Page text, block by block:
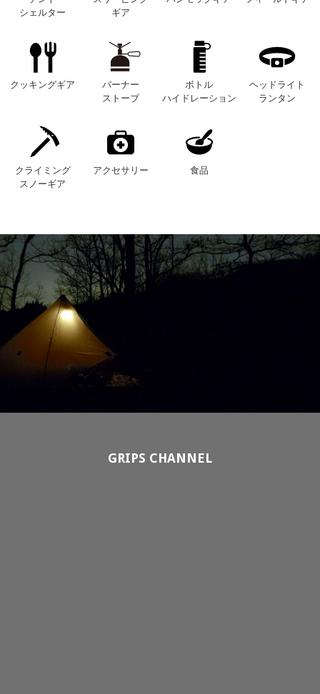
シェルター
ギア
クッキングギア
バーナー
ストーブ
ボトル
ハイドレーション
ヘッドライト
ランタン
クライミング
スノーギア
アクセサリー 食品
GRIPS CHANNEL